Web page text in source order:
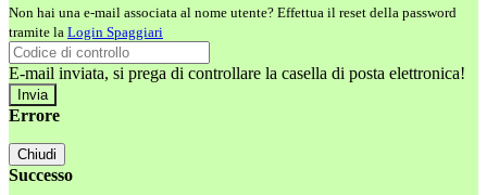
Non hai una e-mail associata al nome utente? Effettua il reset della password
tramite la Login Spaggiari
E-mail inviata, si prega di controllare la casella di posta elettronica!
Errore
Chiudi
Successo